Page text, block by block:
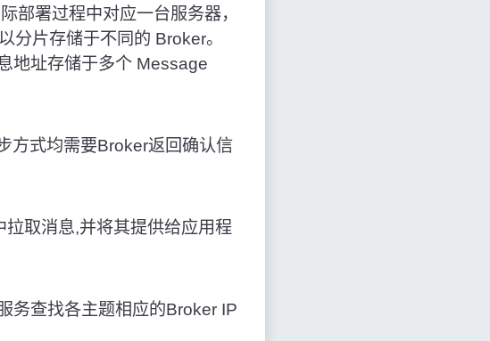
部署过程中对应一台服务器，
分片存储于不同的 Broker。
地址存储于多个 Message
方式均需要Broker返回确认信
拉取消息,并将其提供给应用程
务查找各主题相应的Broker IP